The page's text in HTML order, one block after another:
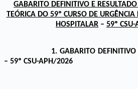
GABARITO DEFINITIVO E
TEÓRICA DO 59º CURSO DE
HOSPITALAR – 59º
1. GABARITO
– 59º CSU-APH/2026